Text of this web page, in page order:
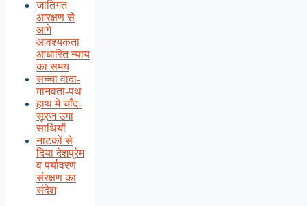
जातिगत
आरक्षण से
आगे
आवश्यकता
आधारित न्याय
का समय
सच्चा वादा-
मानवता-पथ
हाथ में चाँद-
सूरज उगा
साथियों
नाटकों से
दिया देशप्रेम
व पर्यावरण
संरक्षण का
संदेश